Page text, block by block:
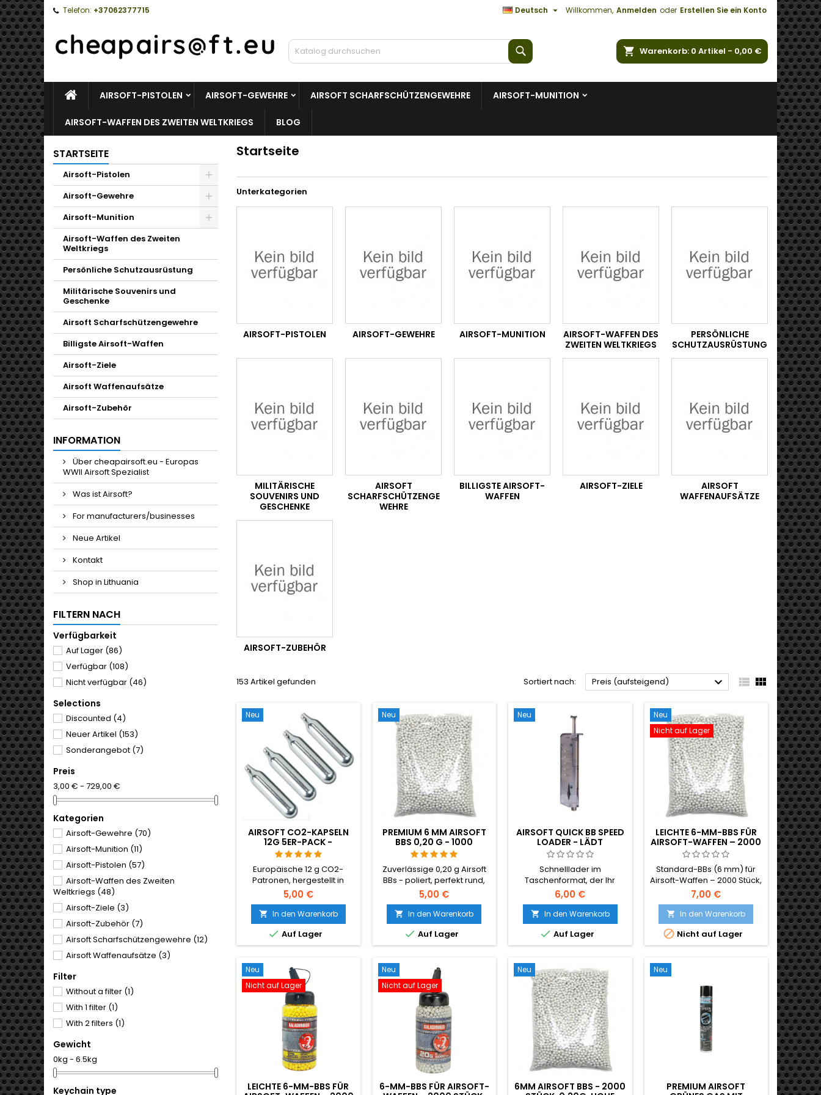
Telefon: +37062377715 Willkommen, Anmelden oder Erstellen Sie ein Konto
Deutsch 
Warenkorb 0 Artikel - 0,00 €
STARTSEITE
AIRSOFT-PISTOLEN AIRSOFT-GEWEHRE AIRSOFT SCHARFSCHÜTZENGEWEHRE AIRSOFT-MUNITION
AIRSOFT-WAFFEN DES ZWEITEN WELTKRIEGS BLOG
STARTSEITE
Airsoft-Pistolen
Toggle
Airsoft-Gewehre
Airsoft-Munition
Airsoft-Waffen des Zweiten
Weltkriegs
Persönliche Schutzausrüstung
Militärische Souvenirs und
Geschenke
Airsoft Scharfschützengewehre
Billigste Airsoft-Waffen
Airsoft-Ziele
Airsoft Waffenaufsätze
Airsoft-Zubehör
INFORMATION
Über cheapairsoft.eu - Europas
WWII Airsoft Spezialist
Was ist Airsoft?
For manufacturers/businesses
Neue Artikel
Kontakt
Shop in Lithuania
FILTERN NACH
Verfügbarkeit
Auf Lager (86)
Verfügbar (108)
Nicht verfügbar (46)
Selections
Discounted (4)
Neuer Artikel (153)
Sonderangebot (7)
Preis
3,00 € - 729,00 €
Kategorien
Airsoft-Gewehre (70)
Airsoft-Munition (11)
Airsoft-Pistolen (57)
Airsoft-Waffen des Zweiten
Weltkriegs (48)
Airsoft-Ziele (3)
Airsoft-Zubehör (7)
Airsoft Scharfschützengewehre (12)
Airsoft Waffenaufsätze (3)
Militärische Souvenirs und Geschenke
(6)
Persönliche Schutzausrüstung
Filter
Without a filter (1)
With 1 filter (1)
With 2 filters (1)
Gewicht
0kg - 6.5kg
Keychain type
Startseite
Unterkategorien
AIRSOFT-PISTOLEN AIRSOFT-GEWEHRE AIRSOFT-MUNITION
AIRSOFT-WAFFEN DES
ZWEITEN WELTKRIEGS
PERSÖNLICHE
SCHUTZAUSRÜSTUNG
MILITÄRISCHE
SOUVENIRS UND
GESCHENKE
AIRSOFT
SCHARFSCHÜTZENGE
WEHRE
BILLIGSTE AIRSOFT-
WAFFEN
AIRSOFT-ZIELE
AIRSOFT
WAFFENAUFSÄTZE
AIRSOFT-ZUBEHÖR
153 Artikel gefunden Sortiert nach: Preis (aufsteigend)   
Neu
AIRSOFT CO2-KAPSELN
12G 5ER-PACK -
HERGESTELLT IN UNGARN,
EU, PREMIUM QUALITÄT
Europäische 12 g CO2-
Patronen, hergestellt in
Ungarn - die besten auf
dem Airsoft-Markt. Mehr
Schüsse pro Patrone als
billige chinesische Importe,
konstanter Druck, keine
Lecks. Packung mit 5 Stück,
Airsoft-Pistole und -Gewehr.
5,00 €
 In den Warenkorb
 Auf Lager
Neu
PREMIUM 6 MM AIRSOFT
BBS 0,20 G - 1000
SCHUSS, NICHT
KLEMMEND, GERADE
SCHIESSEND
Zuverlässige 0,20 g Airsoft
BBs - poliert, perfekt rund,
zuverlässige Zuführung
durch jedes Hop-Up. 1000
Schuss für Hi-Caps,
Gasgranaten und
Standardmagazine. Keine
Verklemmungsgarantie,
5,00 €
 In den Warenkorb
 Auf Lager
Neu
AIRSOFT QUICK BB SPEED
LOADER - LÄDT
MAGAZINE 100×
SCHNELLER
Schnelllader im
Taschenformat, der Ihr
Airsoft-Magazin in
Sekundenschnelle füllt -
kein einzelnes Einschieben
von BBs mehr. Hält ~100
Schuss, funktioniert mit
jedem 6 mm BB und jedem
6,00 €
 In den Warenkorb
 Auf Lager
Neu
Nicht auf Lager
LEICHTE 6-MM-BBS FÜR
AIRSOFT-WAFFEN – 2000
STÜCK, 0,12 G, HOHE
QUALITÄT
Standard-BBs (6 mm) für
Airsoft-Waffen – 2000 Stück,
0,12 g, hohe Qualität.
Verpackt in einem
Plastikbeutel. Diese BBs
werden für Repliken mit
geringer Leistung sowie für
Pistolen empfohlen.
7,00 €
 In den Warenkorb
 Nicht auf Lager
Neu
Nicht auf Lager
LEICHTE 6-MM-BBS FÜR
Neu
Nicht auf Lager
6-MM-BBS FÜR AIRSOFT-
Neu
6MM AIRSOFT BBS - 2000
Neu
PREMIUM AIRSOFT